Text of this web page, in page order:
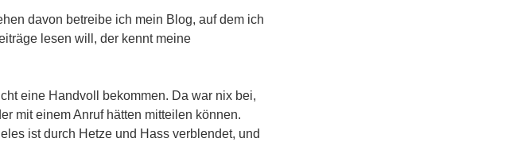
davon betreibe ich mein Blog, auf dem ich
lesen will, der kennt meine
eine Handvoll bekommen. Da war nix bei,
mit einem Anruf hätten mitteilen können.
ist durch Hetze und Hass verblendet, und